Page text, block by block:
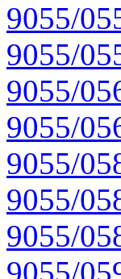
9055/
9055/
9055/
9055/
9055/
9055/
9055/